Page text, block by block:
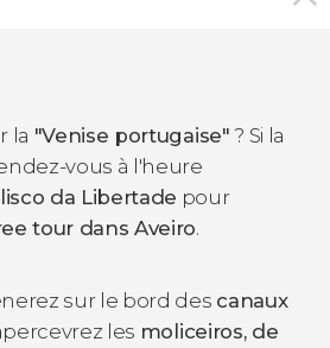
la "Venise portugaise" ? Si la
vous à l'heure
da Libertade pour
tour dans Aveiro.
sur le bord des canaux
les moliceiros, de